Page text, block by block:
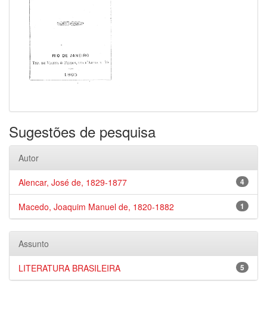
Sugestões de pesquisa
Autor
4
Alencar, José de, 1829-1877
1
Macedo, Joaquim Manuel de, 1820-1882
Assunto
5
LITERATURA BRASILEIRA